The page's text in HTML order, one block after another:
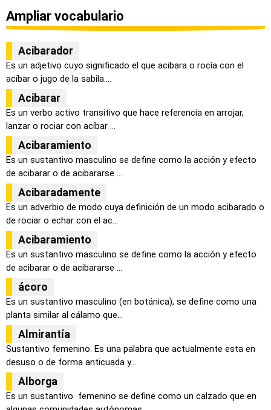
Ampliar vocabulario
Acibarador
Es un adjetivo cuyo significado el que acibara o rocía con el
acíbar o jugo de la sabila....
Acibarar
Es un verbo activo transitivo que hace referencia en arrojar,
lanzar o rociar con acíbar ...
Acibaramiento
Es un sustantivo masculino se define como la acción y efecto
de acibarar o de acibararse ...
Acibaradamente
Es un adverbio de modo cuya definición de un modo acibarado o
de rociar o echar con el ac...
Acibaramiento
Es un sustantivo masculino se define como la acción y efecto
de acibarar o de acibararse ...
ácoro
Es un sustantivo masculino (en botánica), se define como una
planta similar al cálamo que...
Almirantía
Sustantivo femenino. Es una palabra que actualmente esta en
desuso o de forma anticuada y...
Alborga
Es un sustantivo femenino se define como un calzado que en